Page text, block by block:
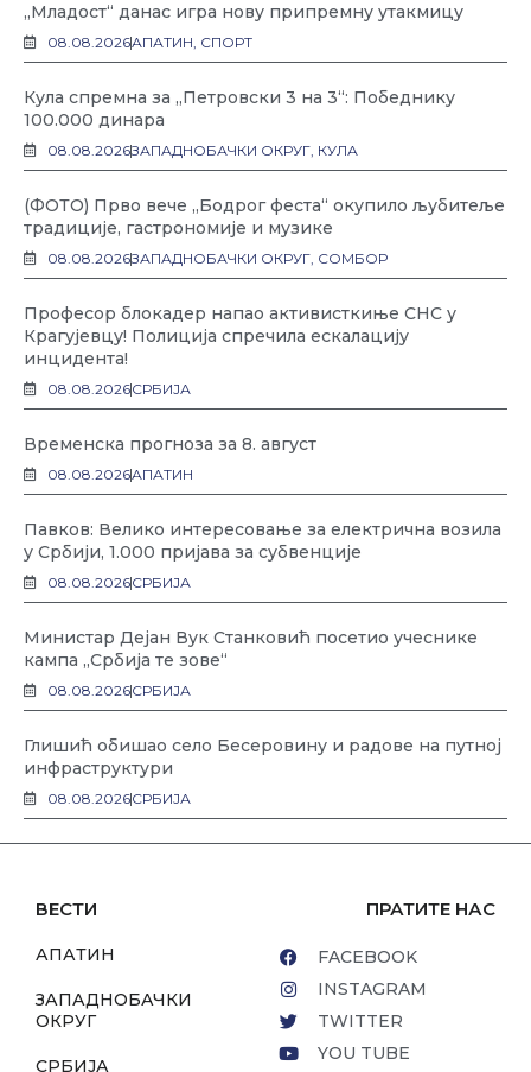
„Младост“ данас игра нову припремну утакмицу
08.08.2026АПАТИН, СПОРТ
Кула спремна за „Петровски 3 на 3“: Победнику
100.000 динара
08.08.2026ЗАПАДНОБАЧКИ ОКРУГ, КУЛА
(ФОТО) Прво вече „Бодрог феста“ окупило љубитеље
традиције, гастрономије и музике
08.08.2026ЗАПАДНОБАЧКИ ОКРУГ, СОМБОР
Професор блокадер напао активисткиње СНС у
Крагујевцу! Полиција спречила ескалацију
инцидента!
08.08.2026СРБИЈА
Временска прогноза за 8. август
08.08.2026АПАТИН
Павков: Велико интересовање за електрична возила
у Србији, 1.000 пријава за субвенције
08.08.2026СРБИЈА
Министар Дејан Вук Станковић посетио учеснике
кампа „Србија те зове“
08.08.2026СРБИЈА
Глишић обишао село Бесеровину и радове на путној
инфраструктури
08.08.2026СРБИЈА
ВЕСТИ
АПАТИН
ЗАПАДНОБАЧКИ
ОКРУГ
СРБИЈА
ПРАТИТЕ НАС
FACEBOOK
INSTAGRAM
TWITTER
YOU TUBE